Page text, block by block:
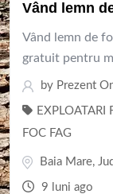
Vând lemn
Vând lemn de
gratuit pentru
by Prezent
EXPLOATARI
FOC FAG
Baia Mare,
9 luni ago